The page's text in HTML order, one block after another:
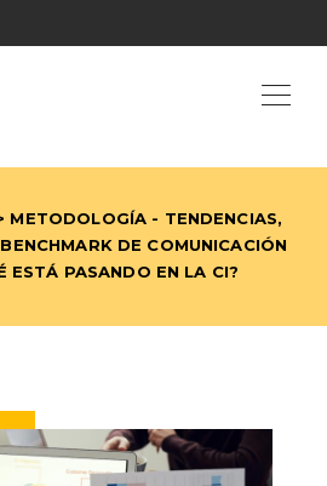
METODOLOGÍA - TENDENCIAS,
DE COMUNICACIÓN
ESTÁ PASANDO EN LA CI?